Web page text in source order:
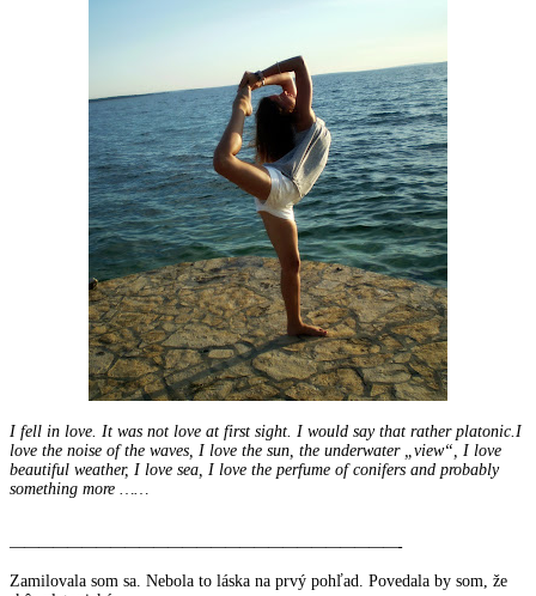
I fell in love. It was not love at first sight. I would say that rather platonic. I
love the noise of the waves, I love the sun, the underwater „view“, I love
beautiful weather, I love sea, I love the perfume of conifers and probably
something more ……
———————————————————————————-
Zamilovala som sa. Nebola to láska na prvý pohľad. Povedala by som, že